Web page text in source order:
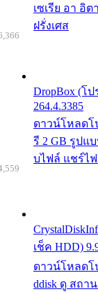
เซเรีย อา อิ
ฝรั่งเศส
DropBox (โ
264.4.3385
ดาวน์โหลดโ
รี 2 GB รูปแ
บไฟล์ แชร์ไ
เช็ค HDD)
ดาวน์โหลดโ
ddisk ดู สถา